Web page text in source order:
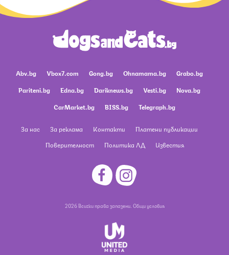
Abv.bg Vbox7.com Gong.bg Ohnamama.bg
Grabo.bg
Pariteni.bg
Edna.bg Dariknews.bg Vesti.bg
Nova.bg
CarMarket.bg
BISS.bg Telegraph.bg
За нас За реклама Контакти
Платени публикации
Поверителност
Политика ЛД Известия
2026 Всички права запазени. Общи условия